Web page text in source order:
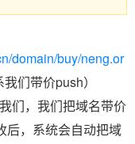
domain/buy/neng.or
们带价push）
们，我们把域名带价
后，系统会自动把域